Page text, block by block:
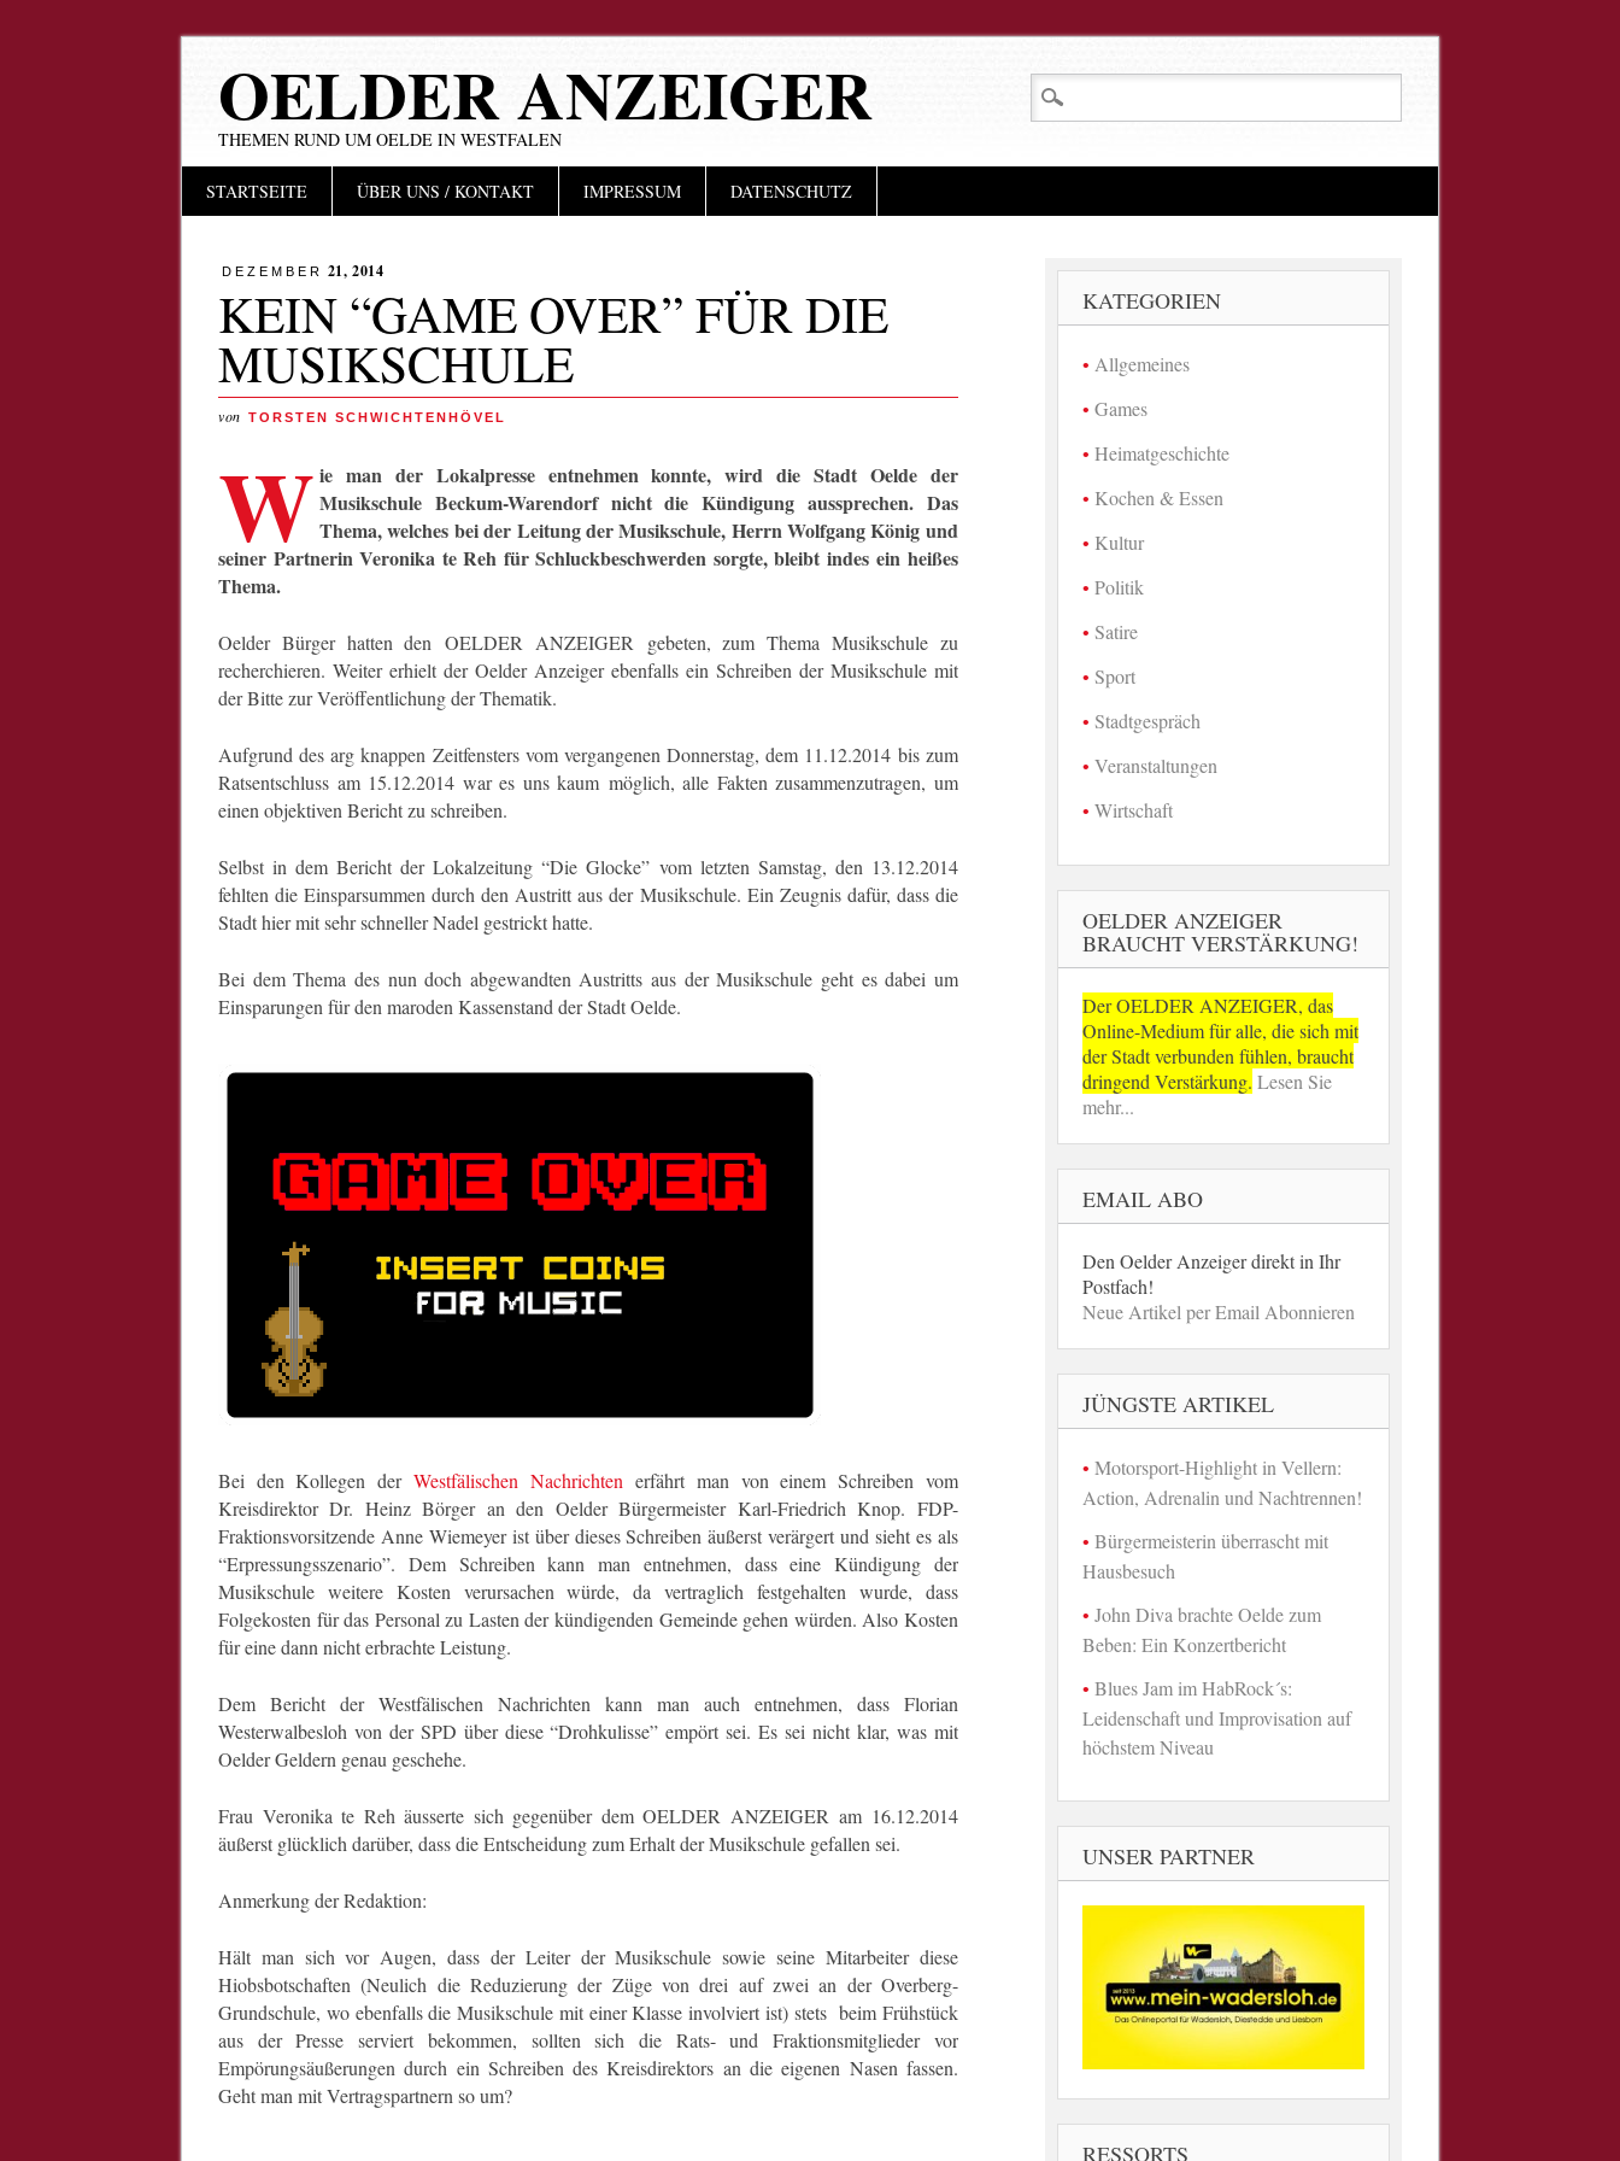
OELDER ANZEIGER
THEMEN RUND UM OELDE IN WESTFALEN
Hauptmenü
InhaltSTARTSEITE ÜBER UNS / KONTAKT IMPRESSUM DATENSCHUTZ
DEZEMBER 21, 2014
KEIN “GAME OVER” FÜR DIE
MUSIKSCHULE
von TORSTEN SCHWICHTENHÖVEL
W ie man der Lokalpresse entnehmen konnte, wird die Stadt Oelde der
Musikschule Beckum-Warendorf nicht die Kündigung aussprechen. Das
Thema, welches bei der Leitung der Musikschule, Herrn Wolfgang König und
seiner Partnerin Veronika te Reh für Schluckbeschwerden sorgte, bleibt indes ein heißes
Thema.
Oelder Bürger hatten den OELDER ANZEIGER gebeten, zum Thema Musikschule zu
recherchieren. Weiter erhielt der Oelder Anzeiger ebenfalls ein Schreiben der Musikschule mit
der Bitte zur Veröffentlichung der Thematik.
Aufgrund des arg knappen Zeitfensters vom vergangenen Donnerstag, dem 11.12.2014 bis zum
Ratsentschluss am 15.12.2014 war es uns kaum möglich, alle Fakten zusammenzutragen, um
einen objektiven Bericht zu schreiben.
Selbst in dem Bericht der Lokalzeitung “Die Glocke” vom letzten Samstag, den 13.12.2014
fehlten die Einsparsummen durch den Austritt aus der Musikschule. Ein Zeugnis dafür, dass die
Stadt hier mit sehr schneller Nadel gestrickt hatte.
Bei dem Thema des nun doch abgewandten Austritts aus der Musikschule geht es dabei um
Einsparungen für den maroden Kassenstand der Stadt Oelde.
Bei den Kollegen der Westfälischen Nachrichten erfährt man von einem Schreiben vom
Kreisdirektor Dr. Heinz Börger an den Oelder Bürgermeister Karl-Friedrich Knop. FDP-
Fraktionsvorsitzende Anne Wiemeyer ist über dieses Schreiben äußerst verärgert und sieht es als
“Erpressungsszenario”. Dem Schreiben kann man entnehmen, dass eine Kündigung der
Musikschule weitere Kosten verursachen würde, da vertraglich festgehalten wurde, dass
Folgekosten für das Personal zu Lasten der kündigenden Gemeinde gehen würden. Also Kosten
für eine dann nicht erbrachte Leistung.
Dem Bericht der Westfälischen Nachrichten kann man auch entnehmen, dass Florian
Westerwalbesloh von der SPD über diese “Drohkulisse” empört sei. Es sei nicht klar, was mit
Oelder Geldern genau geschehe.
Frau Veronika te Reh äusserte sich gegenüber dem OELDER ANZEIGER am 16.12.2014
äußerst glücklich darüber, dass die Entscheidung zum Erhalt der Musikschule gefallen sei.
Anmerkung der Redaktion:
Hält man sich vor Augen, dass der Leiter der Musikschule sowie seine Mitarbeiter diese
Hiobsbotschaften (Neulich die Reduzierung der Züge von drei auf zwei an der Overberg-
Grundschule, wo ebenfalls die Musikschule mit einer Klasse involviert ist) stets beim Frühstück
aus der Presse serviert bekommen, sollten sich die Rats- und Fraktionsmitglieder vor
Empörungsäußerungen durch ein Schreiben des Kreisdirektors an die eigenen Nasen fassen.
Geht man mit Vertragspartnern so um?
KATEGORIEN
Allgemeines
Games
Heimatgeschichte
Kochen & Essen
Kultur
Politik
Satire
Sport
Stadtgespräch
Veranstaltungen
Wirtschaft
OELDER ANZEIGER
BRAUCHT VERSTÄRKUNG!
Der OELDER ANZEIGER, das
Online-Medium für alle, die sich mit
der Stadt verbunden fühlen, braucht
dringend Verstärkung. Lesen Sie
mehr...
EMAIL ABO
Den Oelder Anzeiger direkt in Ihr
Postfach!
Neue Artikel per Email Abonnieren
JÜNGSTE ARTIKEL
Motorsport-Highlight in Vellern:
Action, Adrenalin und Nachtrennen!
Bürgermeisterin überrascht mit
Hausbesuch
John Diva brachte Oelde zum
Beben: Ein Konzertbericht
Blues Jam im HabRock´s:
Leidenschaft und Improvisation auf
höchstem Niveau
UNSER PARTNER
RESSORTS